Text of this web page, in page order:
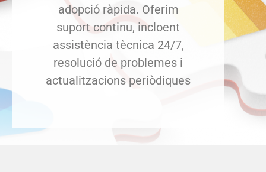
adopció ràpida. Oferim
suport continu, incloent
assistència tècnica 24/7,
resolució de problemes i
actualitzacions periòdiques